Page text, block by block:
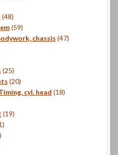
4848
produits
5959
produits
chassis 4747
2525
produits
2020
produits
cyl. head 1818
1919
11